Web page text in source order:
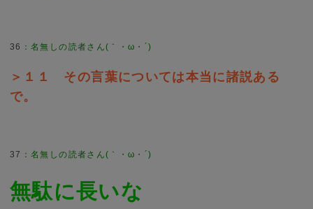
36 ：名無しの読者さん(｀・ω・´)
＞１１ その言葉については本当に諸説ある
で。
37 ：名無しの読者さん(｀・ω・´)
無駄に長いな